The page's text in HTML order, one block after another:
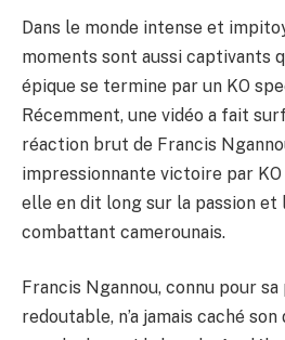
Dans le monde intense et
moments sont aussi captivants
épique se termine par un KO
Récemment, une vidéo a fait
réaction brut de Francis
impressionnante victoire par
elle en dit long sur la passion et
combattant camerounais.
Francis Ngannou, connu pour
redoutable, n’a jamais caché